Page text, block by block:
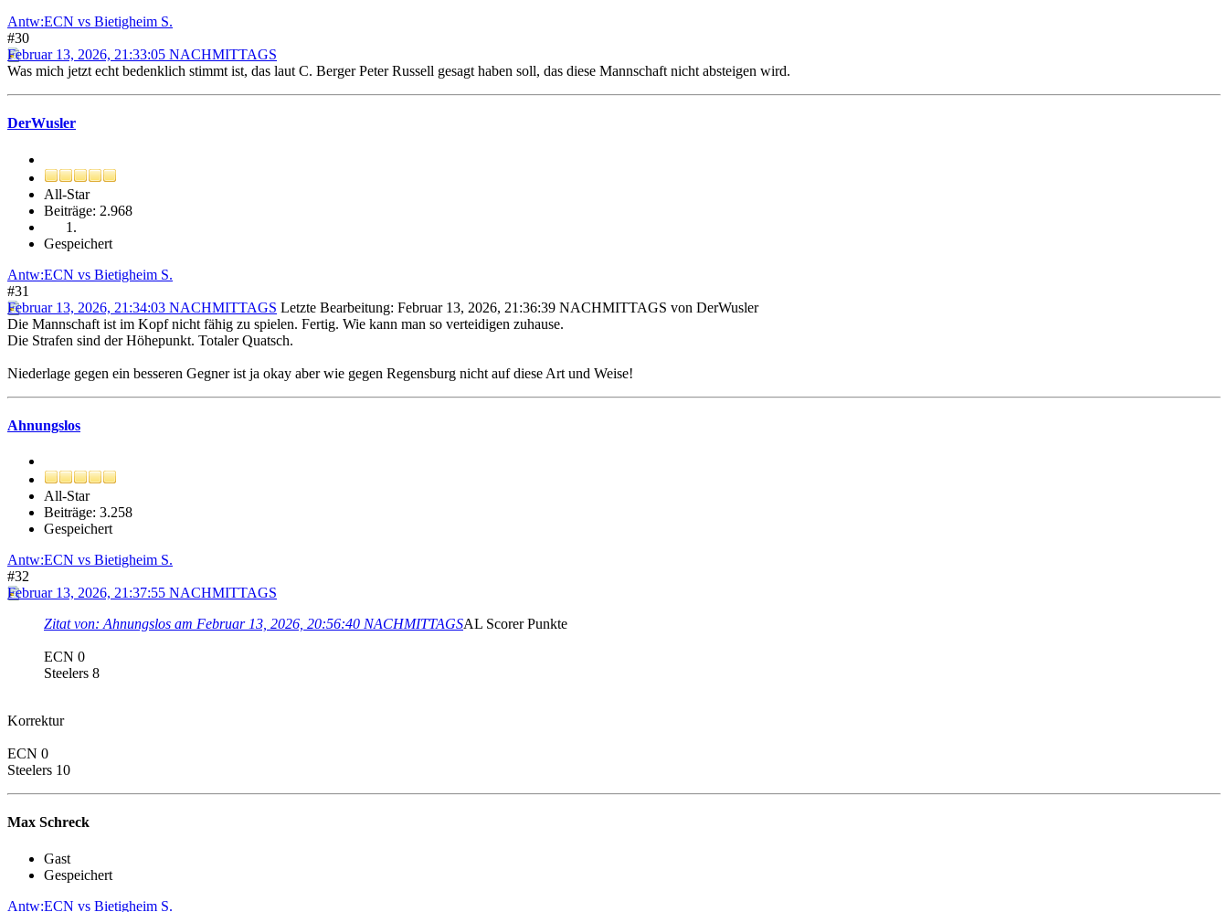
Antw:ECN vs Bietigheim S.
#30
Februar 13, 2026, 21:33:05 NACHMITTAGS
Was mich jetzt echt bedenklich stimmt ist, das laut C. Berger Peter Russell gesagt haben soll, das diese Mannschaft nicht absteigen wird.
DerWusler
All-Star
Beiträge: 2.968
Gespeichert
Antw:ECN vs Bietigheim S.
#31
Februar 13, 2026, 21:34:03 NACHMITTAGS Letzte Bearbeitung: Februar 13, 2026, 21:36:39 NACHMITTAGS von DerWusler
Die Mannschaft ist im Kopf nicht fähig zu spielen. Fertig. Wie kann man so verteidigen zuhause.
Die Strafen sind der Höhepunkt. Totaler Quatsch.
Niederlage gegen ein besseren Gegner ist ja okay aber wie gegen Regensburg nicht auf diese Art und Weise!
Ahnungslos
All-Star
Beiträge: 3.258
Gespeichert
Antw:ECN vs Bietigheim S.
#32
Februar 13, 2026, 21:37:55 NACHMITTAGS
Zitat von: Ahnungslos am Februar 13, 2026, 20:56:40 NACHMITTAGSAL Scorer Punkte
ECN 0
Steelers 8
Korrektur
ECN 0
Steelers 10
Max Schreck
Gast
Gespeichert
Antw:ECN vs Bietigheim S.